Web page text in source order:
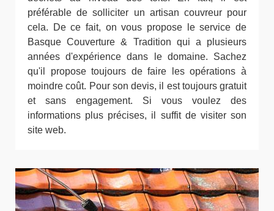
préférable de solliciter un artisan couvreur pour
cela. De ce fait, on vous propose le service de
Basque Couverture & Tradition qui a plusieurs
années d'expérience dans le domaine. Sachez
qu'il propose toujours de faire les opérations à
moindre coût. Pour son devis, il est toujours gratuit
et sans engagement. Si vous voulez des
informations plus précises, il suffit de visiter son
site web.